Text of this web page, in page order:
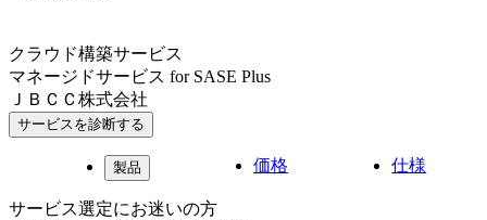
クラウド構築サービス
マネージドサービス for SASE Plus
ＪＢＣＣ株式会社
サービスを診断する
製品 価格 仕様
サービス選定にお迷いの方